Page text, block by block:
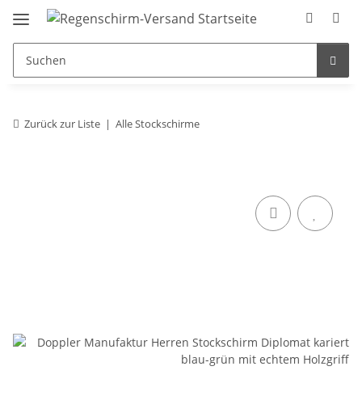
Zurück zur Liste Alle Stockschirme